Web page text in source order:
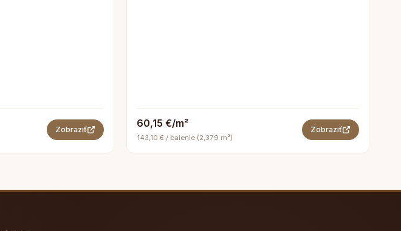
Zobraziť 60,15 €/m²
143,10 € / balenie (2,379 m²)
Zobraziť